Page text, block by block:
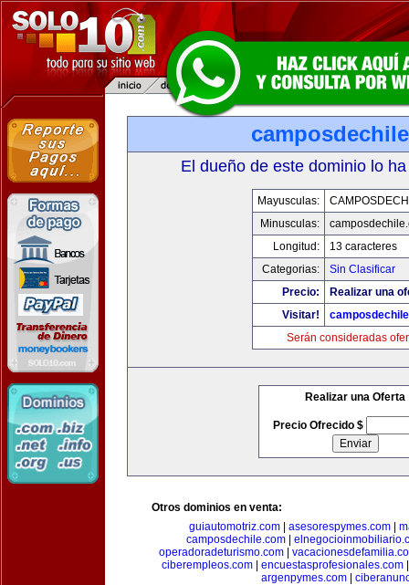
El dueño de este dominio lo
Mayusculas:
Minusculas:
Longitud:
13 caracteres
Categorias:
Sin Clasificar
Precio:
Realizar una
Visitar!
Serán consideradas
Realizar una Oferta
Precio Ofrecido $
Otros dominios en venta:
guiautomotriz.com
asesorespymes.com
camposdechile.com
operadoradeturismo.com
ciberempleos.com
encuestasprofesionales.com
argenpymes.com